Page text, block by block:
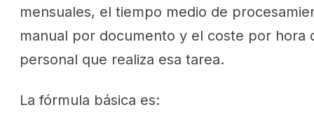
mensuales, el tiempo medio de
manual por documento y el coste por hora
personal que realiza esa tarea.
La fórmula básica es: